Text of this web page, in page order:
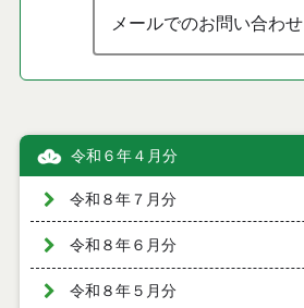
メールでのお問い合わせ
令和６年４月分
令和８年７月分
令和８年６月分
令和８年５月分